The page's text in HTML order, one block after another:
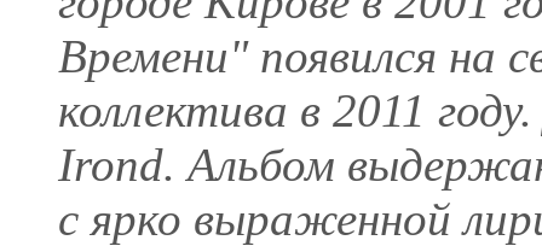
Времени" появился на
коллектива в 2011
Irond. Альбом
с ярко выраженной